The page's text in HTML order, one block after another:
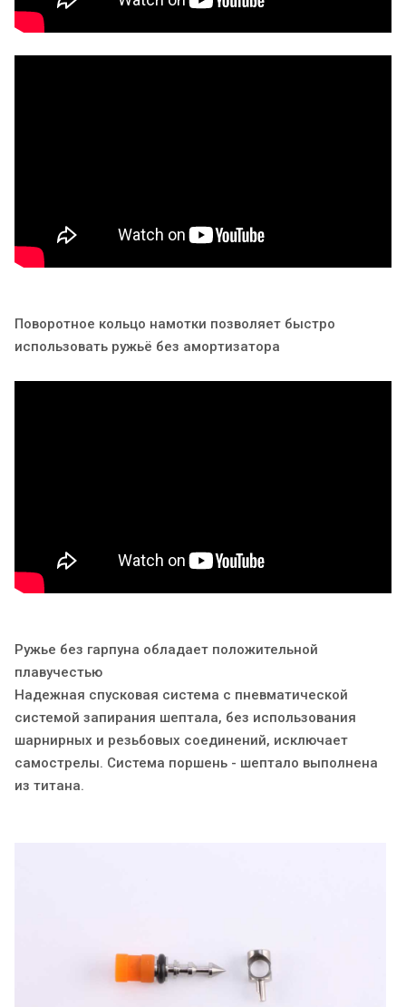
Поворотное кольцо намотки позволяет быстро
использовать ружьё без амортизатора
Ружье без гарпуна обладает положительной
плавучестью
Надежная спусковая система c пневматической
системой запирания шептала, без использования
шарнирных и резьбовых соединений, исключает
самострелы. Система поршень - шептало выполнена
из титана.